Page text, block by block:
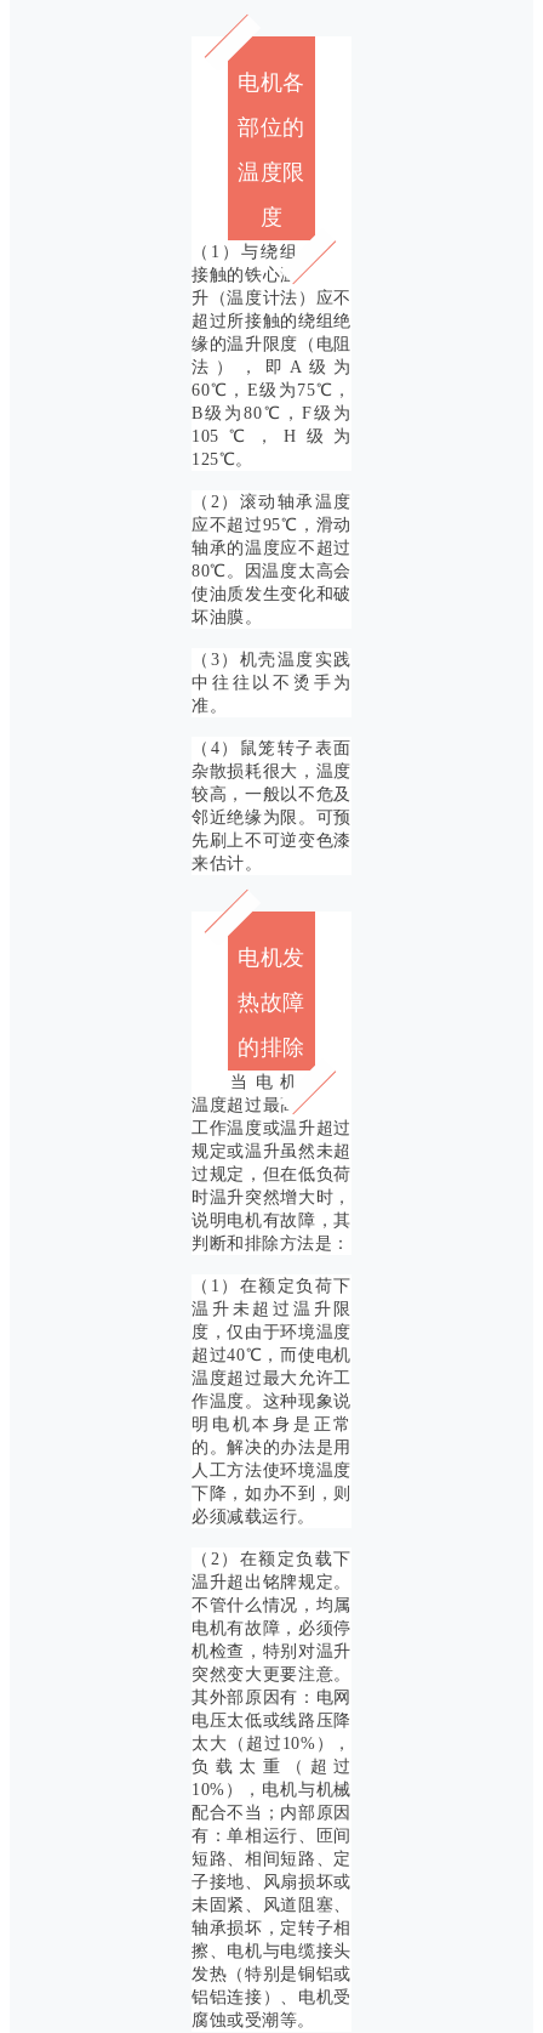
电机各
部位的
温度限
度
（1）与绕组
接触的铁心温
升（温度计法）应不
超过所接触的绕组绝
缘的温升限度（电阻
法），即A级为
60℃，E级为75℃，
B级为80℃，F级为
105℃，H级为
125℃。
（2）滚动轴承温度
应不超过95℃，滑动
轴承的温度应不超过
80℃。因温度太高会
使油质发生变化和破
坏油膜。
（3）机壳温度实践
中往往以不烫手为
准。
（4）鼠笼转子表面
杂散损耗很大，温度
较高，一般以不危及
邻近绝缘为限。可预
先刷上不可逆变色漆
来估计。
电机发
热故障
的排除
当电机
温度超过最高
工作温度或温升超过
规定或温升虽然未超
过规定，但在低负荷
时温升突然增大时，
说明电机有故障，其
判断和排除方法是：
（1）在额定负荷下
温升未超过温升限
度，仅由于环境温度
超过40℃，而使电机
温度超过最大允许工
作温度。这种现象说
明电机本身是正常
的。解决的办法是用
人工方法使环境温度
下降，如办不到，则
必须减载运行。
（2）在额定负载下
温升超出铭牌规定。
不管什么情况，均属
电机有故障，必须停
机检查，特别对温升
突然变大更要注意。
其外部原因有：电网
电压太低或线路压降
太大（超过10%），
负载太重（超过
10%），电机与机械
配合不当；内部原因
有：单相运行、匝间
短路、相间短路、 定
子接地、风扇损坏或
未固紧、风道阻塞、
轴承损坏，定转子相
擦、电机与电缆接头
发热（特别是铜铝或
铝铝连接）、电机受
腐蚀或受潮等。